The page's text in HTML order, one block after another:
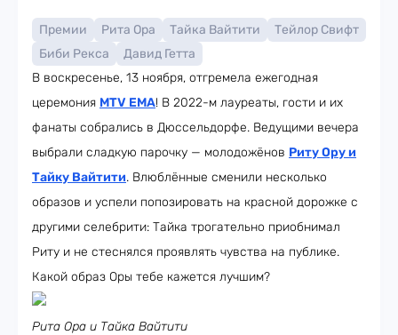
Премии Рита Ора Тайка Вайтити
Тейлор Свифт
Биби Рекса
Давид Гетта
В воскресенье, 13 ноября, отгремела ежегодная
церемония MTV EMA! В 2022-м лауреаты, гости и их
фанаты собрались в Дюссельдорфе. Ведущими вечера
выбрали сладкую парочку — молодожёнов Риту Ору и
Тайку Вайтити. Влюблённые сменили несколько
образов и успели попозировать на красной дорожке с
другими селебрити: Тайка трогательно приобнимал
Риту и не стеснялся проявлять чувства на публике.
Какой образ Оры тебе кажется лучшим?
Рита Ора и Тайка Вайтити